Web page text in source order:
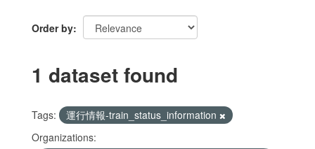
Order by
1 dataset found
Tags:
運行情報-train_status_information
Organizations: